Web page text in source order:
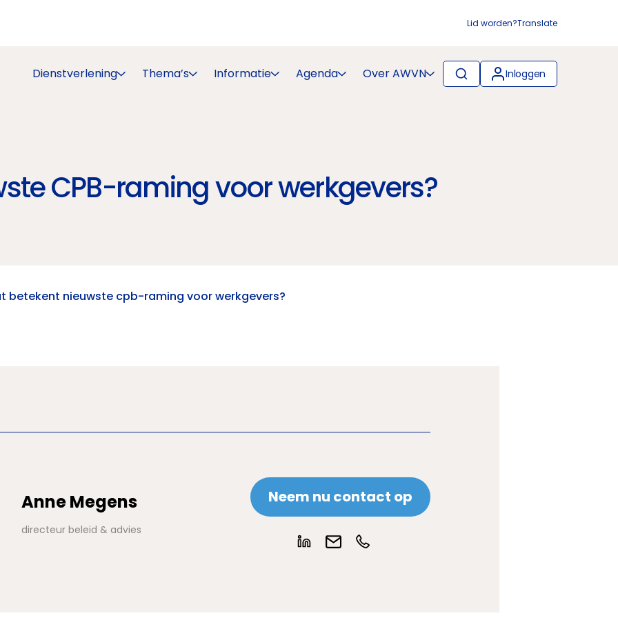
Lid worden?Translate
Dienstverlening Thema’s Informatie Agenda Over AWVN Inloggen
CPB-raming voor werkgevers?
betekent nieuwste cpb-raming voor werkgevers?
Anne Megens
directeur beleid & advies
Neem nu contact op